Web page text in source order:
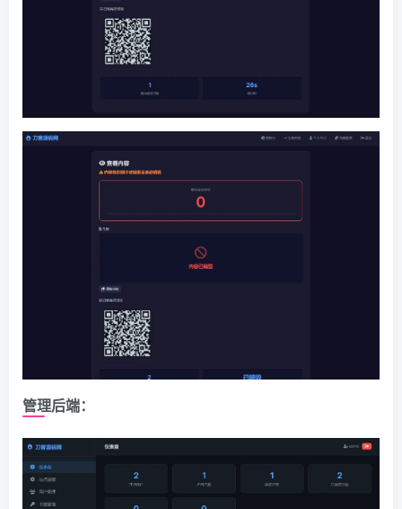
管理后端：